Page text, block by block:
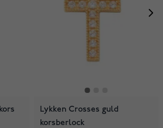
Lykken Crosses guld
korsberlock